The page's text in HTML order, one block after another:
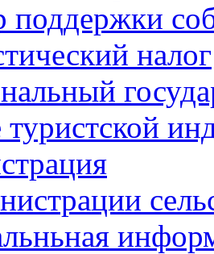
поддержки
налог
туристской